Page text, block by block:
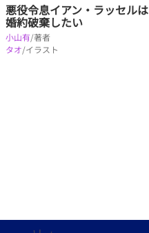
悪役令息イアン・ラッセルは
婚約破棄したい
小山有/著者
タオ/イラスト